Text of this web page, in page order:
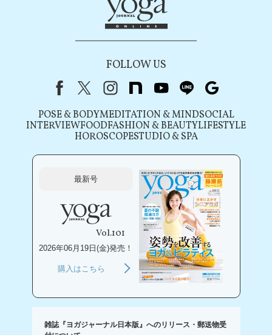
FOLLOW US
FacebookX（旧Twitter）
instagram
note youtubeline
POSE & BODYMEDITATION & MINDSOCIAL
INTERVIEWFOODFASHION & BEAUTYLIFESTYLE
HOROSCOPESTUDIO & SPA
最新号
Vol.101
2026年06月19日(金)発売！
購入はこちら
雑誌『ヨガジャーナル日本版』へのリリース・郵送物受